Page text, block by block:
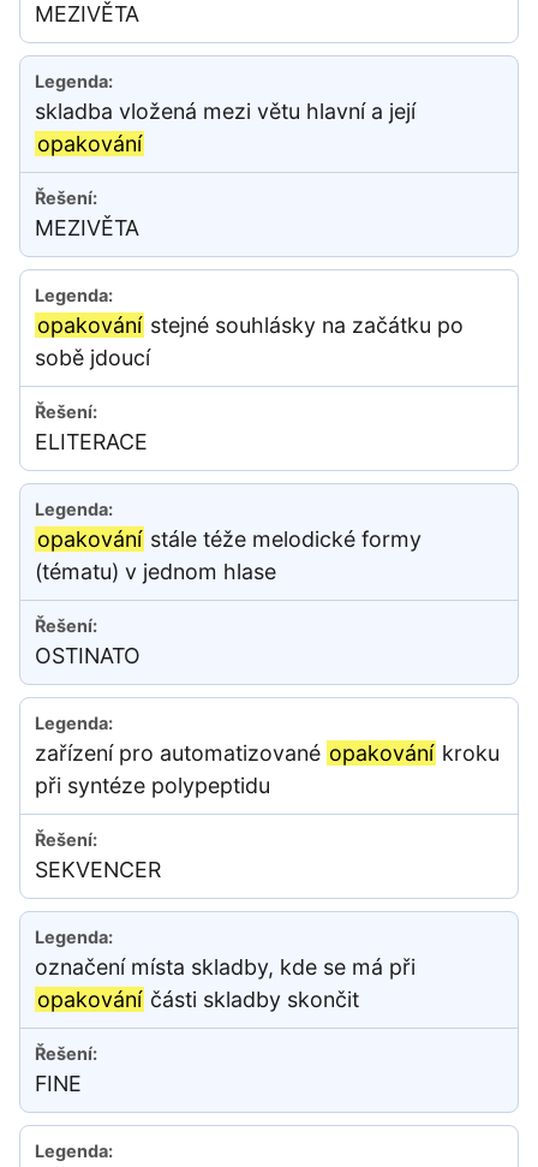
MEZIVĚTA
skladba vložená mezi větu hlavní a její
opakování
MEZIVĚTA
opakování stejné souhlásky na začátku po
sobě jdoucí
ELITERACE
opakování stále téže melodické formy
(tématu) v jednom hlase
OSTINATO
zařízení pro automatizované opakování kroku
při syntéze polypeptidu
SEKVENCER
označení místa skladby, kde se má při
opakování části skladby skončit
FINE